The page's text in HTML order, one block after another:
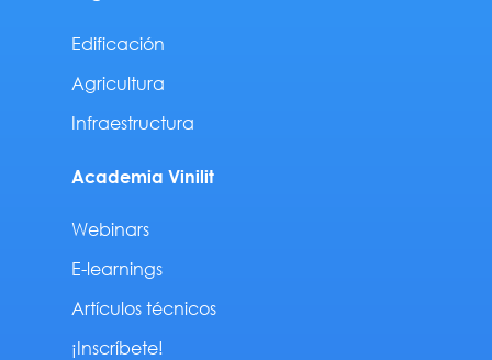
Edificación
Agricultura
Infraestructura
Academia Vinilit
Webinars
E-learnings
Artículos técnicos
¡Inscríbete!